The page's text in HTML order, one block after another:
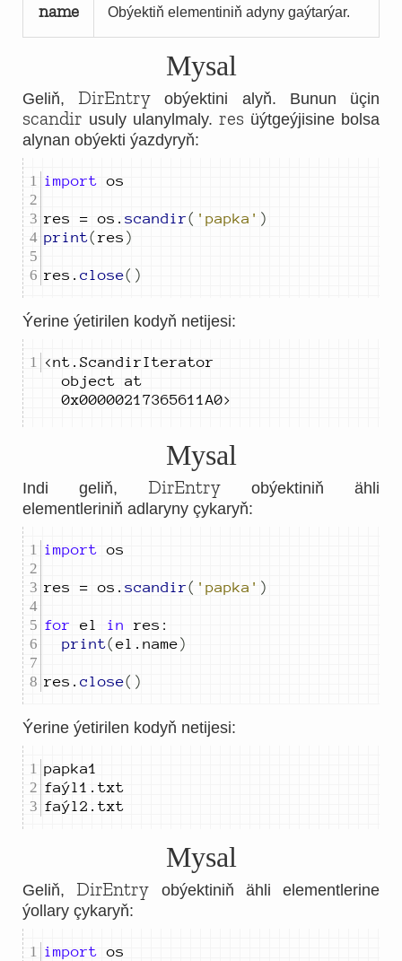
name Obýektiň elementiniň adyny gaýtarýar.
Mysal
Geliň, DirEntry obýektini alyň. Bunun üçin
scandir usuly ulanylmaly. res üýtgeýjisine bolsa
alynan obýekti ýazdyryň:
import
res = os . scandir( 'papka' )
print( res )
res . close()
Ýerine ýetirilen kodyň netijesi:
<nt . ScandirIterator
object at
0x00000217365611A0>
Mysal
Indi geliň, DirEntry obýektiniň ähli
elementleriniň adlaryny çykaryň:
import
res = os . scandir( 'papka' )
for el in res :
print( el . name)
res . close()
Ýerine ýetirilen kodyň netijesi:
papka1
faýl1 .
faýl2 . txt
Mysal
Geliň, DirEntry obýektiniň ähli elementlerine
ýollary çykaryň:
import